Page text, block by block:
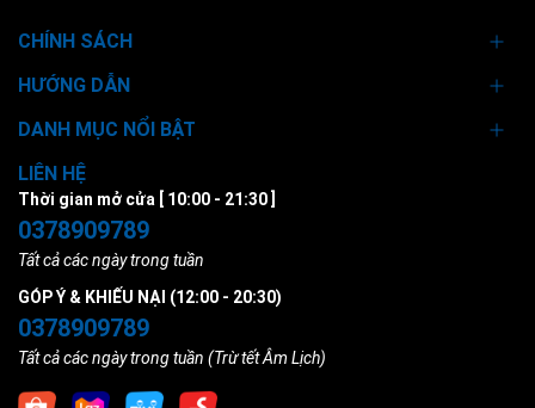
CHÍNH SÁCH
HƯỚNG DẪN
DANH MỤC NỔI BẬT
LIÊN HỆ
Thời gian mở cửa [ 10:00 - 21:30 ]
0378909789
Tất cả các ngày trong tuần
GÓP Ý & KHIẾU NẠI (12:00 - 20:30)
0378909789
Tất cả các ngày trong tuần (Trừ tết Âm Lịch)